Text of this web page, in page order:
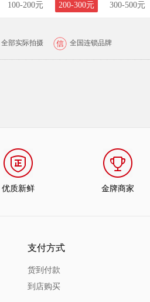
100-200元 200-300元 300-500元
全部实际拍摄 全国连锁品牌
优质新鲜 金牌商家
支付方式
货到付款
到店购买